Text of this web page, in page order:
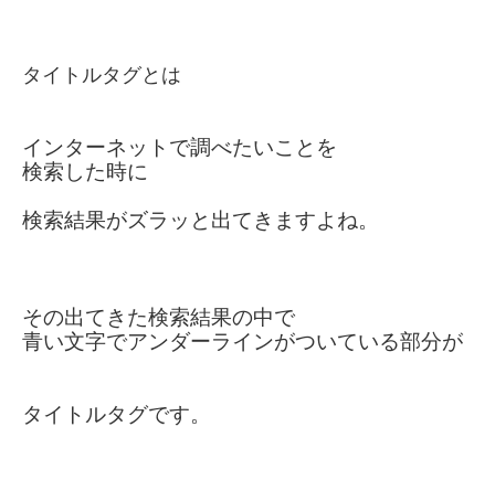
タイトルタグとは
インターネットで調べたいことを
検索した時に
検索結果がズラッと出てきますよね。
その出てきた検索結果の中で
青い文字でアンダーラインがついている部分が
タイトルタグです。